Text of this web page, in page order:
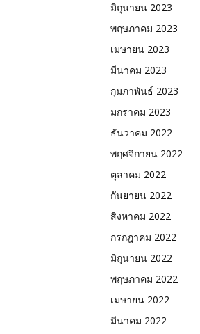
มิถุนายน 2023
พฤษภาคม 2023
เมษายน 2023
มีนาคม 2023
กุมภาพันธ์ 2023
มกราคม 2023
ธันวาคม 2022
พฤศจิกายน 2022
ตุลาคม 2022
กันยายน 2022
สิงหาคม 2022
กรกฎาคม 2022
มิถุนายน 2022
พฤษภาคม 2022
เมษายน 2022
มีนาคม 2022